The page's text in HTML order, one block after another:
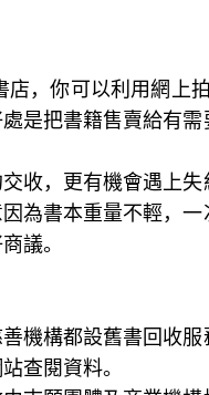
，你可以利用網上
是把書籍售賣給有
收，更有機會遇上
為書本重量不輕，
議。
機構都設舊書回收服
查閱資料。